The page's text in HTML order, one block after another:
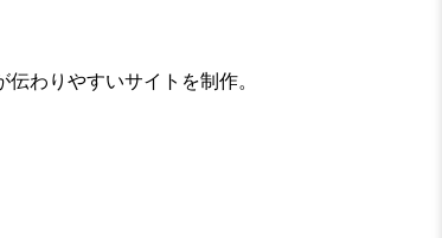
わりやすいサイトを制作。